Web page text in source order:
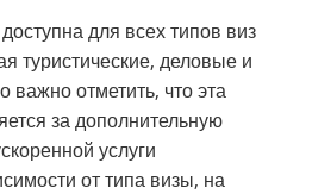
для всех типов виз
туристические, деловые и
важно отметить, что эта
за дополнительную
услуги
от типа визы, на